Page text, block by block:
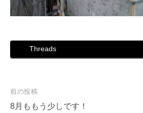
会
社
装
専
店
Threads
投
稿
前の投稿
8月ももう少しです！